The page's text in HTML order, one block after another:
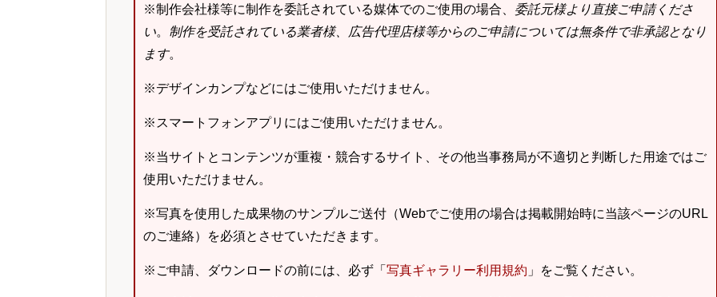
※制作会社様等に制作を委託されている媒体でのご使用の場合、 委託元様より直接ご申請くださ
い。 制作を受託されている業者様、広告代理店様等からのご申請については無条件で非承認となり
ます。
※デザインカンプなどにはご使用いただけません。
※スマートフォンアプリにはご使用いただけません。
※当サイトとコンテンツが重複・競合するサイト、その他当事務局が不適切と判断した用途ではご
使用いただけません。
※写真を使用した成果物のサンプルご送付（Webでご使用の場合は掲載開始時に当該ページのURL
のご連絡）を必須とさせていただきます。
※ご申請、ダウンロードの前には、必ず「 写真ギャラリー利用規約 」をご覧ください。